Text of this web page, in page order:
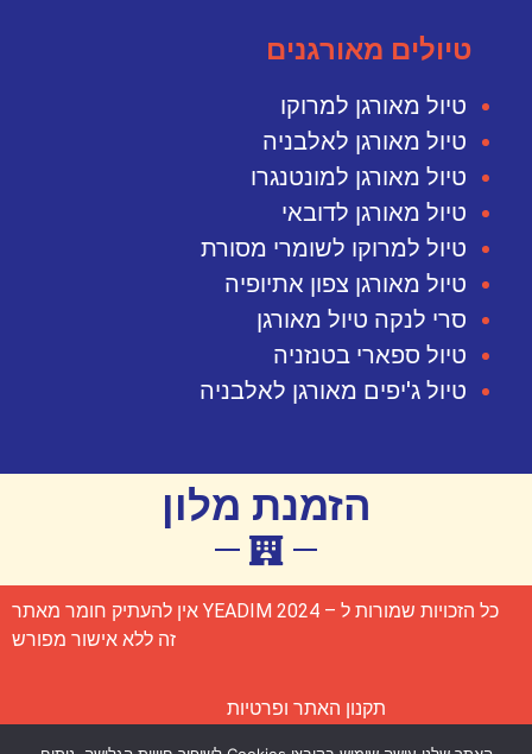
טיולים מאורגנים
טיול מאורגן למרוקו
טיול מאורגן לאלבניה
טיול מאורגן למונטנגרו
טיול מאורגן לדובאי
טיול למרוקו לשומרי מסורת
טיול מאורגן צפון אתיופיה
סרי לנקה טיול מאורגן
טיול ספארי בטנזניה
טיול ג'יפים מאורגן לאלבניה
הזמנת מלון
כל הזכויות שמורות ל – YEADIM 2024 אין להעתיק חומר מאתר
זה ללא אישור מפורש
תקנון האתר ופרטיות